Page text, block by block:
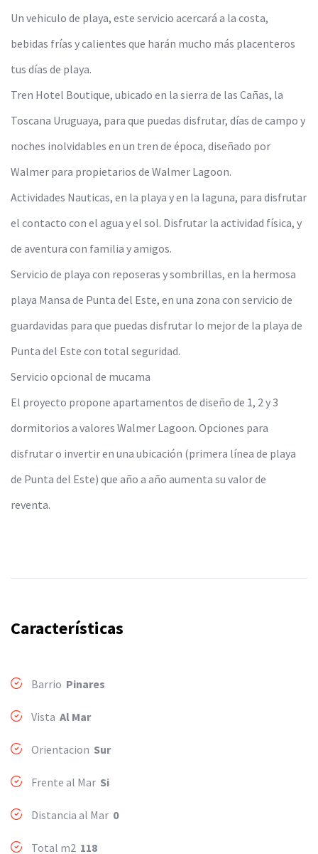
Un vehiculo de playa, este servicio acercará a la costa,
bebidas frías y calientes que harán mucho más placenteros
tus días de playa.
Tren Hotel Boutique, ubicado en la sierra de las Cañas, la
Toscana Uruguaya, para que puedas disfrutar, días de campo y
noches inolvidables en un tren de época, diseñado por
Walmer para propietarios de Walmer Lagoon.
Actividades Nauticas, en la playa y en la laguna, para disfrutar
el contacto con el agua y el sol. Disfrutar la actividad física, y
de aventura con familia y amigos.
Servicio de playa con reposeras y sombrillas, en la hermosa
playa Mansa de Punta del Este, en una zona con servicio de
guardavidas para que puedas disfrutar lo mejor de la playa de
Punta del Este con total seguridad.
Servicio opcional de mucama
El proyecto propone apartamentos de diseño de 1, 2 y 3
dormitorios a valores Walmer Lagoon. Opciones para
disfrutar o invertir en una ubicación (primera línea de playa
de Punta del Este) que año a año aumenta su valor de
reventa.
Características
Barrio Pinares
Vista Al Mar
Orientacion Sur
Frente al Mar Si
Distancia al Mar 0
Total m2 118